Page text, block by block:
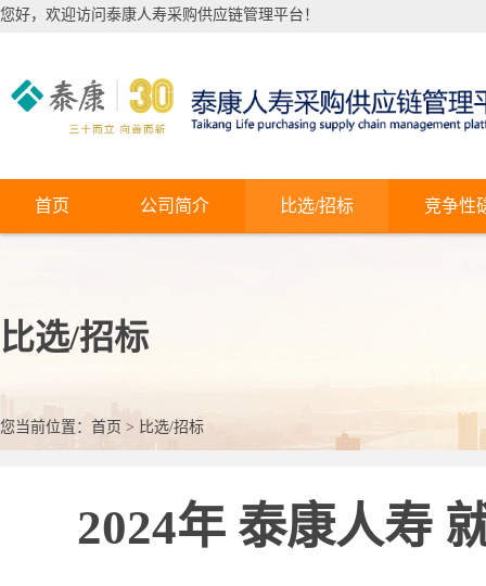
您好，欢迎访问泰康人寿采购供应链管理平台！
首页 公司简介 比选/招标 竞争性
比选/招标
您当前位置： 首页 > 比选/招标
2024年 泰康人寿